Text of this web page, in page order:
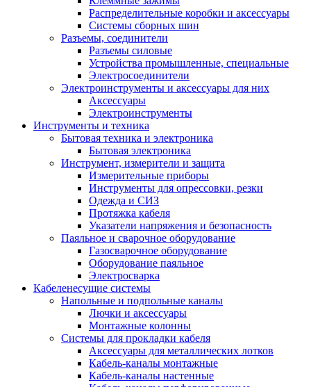
Распределительные коробки и аксессуары
Системы сборных шин
Разъемы, соединители
Разъемы силовые
Устройства промышленные, специальные
Электросоединители
Электроинструменты и аксессуары для них
Аксессуары
Электроинструменты
Инструменты и техника
Бытовая техника и электроника
Бытовая электроника
Инструмент, измерители и защита
Измерительные приборы
Инструменты для опрессовки, резки
Одежда и СИЗ
Протяжка кабеля
Указатели напряжения и безопасность
Паяльное и сварочное оборудование
Газосварочное оборудование
Оборудование паяльное
Электросварка
Кабеленесущие системы
Напольные и подпольные каналы
Лючки и аксессуары
Монтажные колонны
Системы для прокладки кабеля
Аксессуары для металлических лотков
Кабель-каналы монтажные
Кабель-каналы настенные